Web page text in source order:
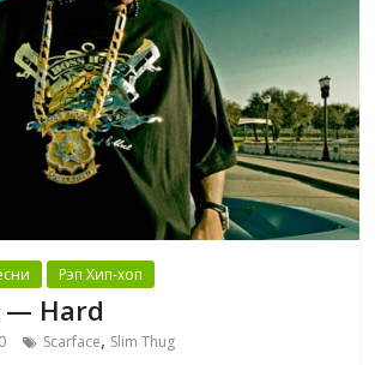
Рэп Хип-хоп
— Hard
Scarface, Slim Thug